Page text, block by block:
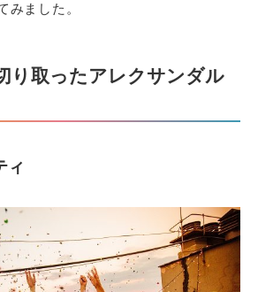
みました。
り取ったアレクサンダル
ィ